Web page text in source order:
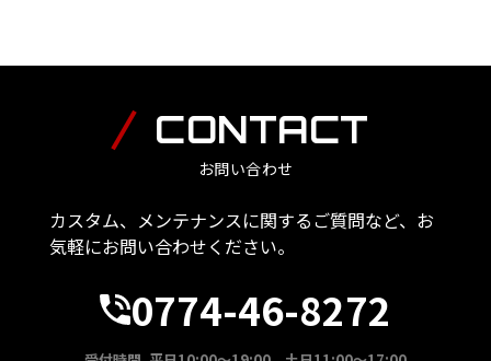
CONTACT
お問い合わせ
カスタム、メンテナンスに関するご質問など、お
気軽にお問い合わせください。
0774-46-8272